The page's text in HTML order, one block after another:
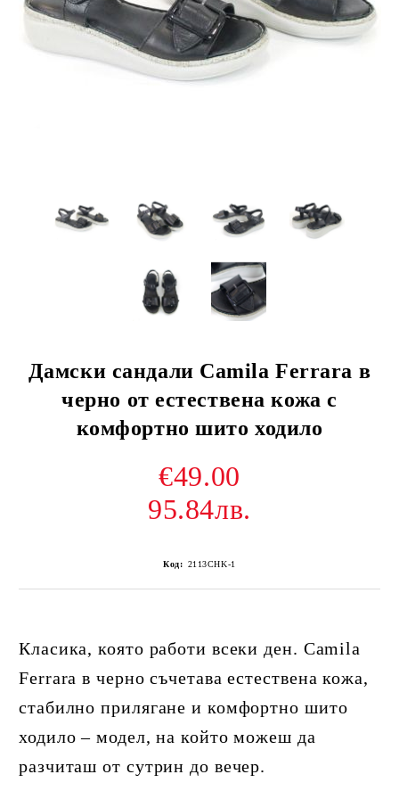
Дамски сандали Camila Ferrara в
черно от естествена кожа с
комфортно шито ходило
€49.00
95.84лв.
Код: 2113CHK-1
Класика, която работи всеки ден. Camila
Ferrara в черно съчетава естествена кожа,
стабилно прилягане и комфортно шито
ходило – модел, на който можеш да
разчиташ от сутрин до вечер.